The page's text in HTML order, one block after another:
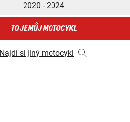
2020 - 2024
TO JE MŮJ MOTOCYKL
Najdi si jiný motocykl